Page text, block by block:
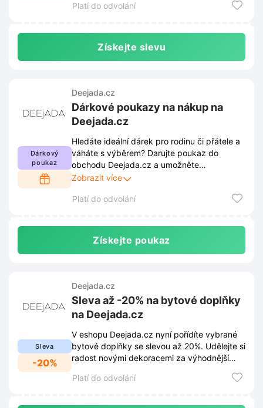
doporučujeme sledovat aktuální znění
Platí do odvolání
Získejte slevu
Dárkový
poukaz
Deejada.cz
Dárkové poukazy na nákup na
Deejada.cz
Hledáte ideální dárek pro rodinu či přátele a
váháte s výběrem? Darujte poukaz do
obchodu Deejada.cz a umožněte
obdarovaným vybrat si přesně to, co
Zobrazit více
Platí do odvolání
Získejte poukaz
Sleva
-20%
Deejada.cz
Sleva až -20% na bytové doplňky
na Deejada.cz
V eshopu Deejada.cz nyní pořídíte vybrané
bytové doplňky se slevou až 20%. Udělejte si
radost novými dekoracemi za výhodnější
Platí do odvolání